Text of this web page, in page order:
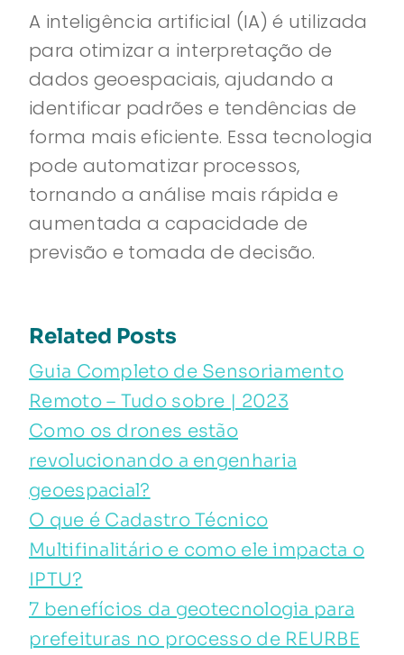
A inteligência artificial (IA) é utilizada
para otimizar a interpretação de
dados geoespaciais, ajudando a
identificar padrões e tendências de
forma mais eficiente. Essa tecnologia
pode automatizar processos,
tornando a análise mais rápida e
aumentada a capacidade de
previsão e tomada de decisão.
Related Posts
Guia Completo de Sensoriamento
Remoto – Tudo sobre | 2023
Como os drones estão
revolucionando a engenharia
geoespacial?
O que é Cadastro Técnico
Multifinalitário e como ele impacta o
IPTU?
7 benefícios da geotecnologia para
prefeituras no processo de REURBE